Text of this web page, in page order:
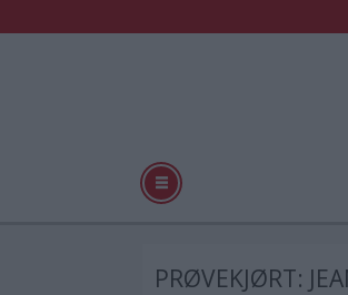
PRØVEKJØRT: